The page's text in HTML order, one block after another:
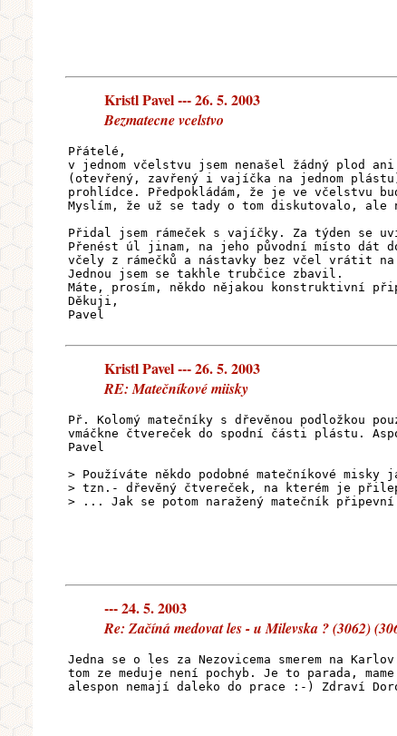
Kristl Pavel --- 26. 5. 2003
Bezmatecne vcelstvo
Přátelé,
v jednom včelstvu jsem nenašel žádný plod
(otevřený, zavřený i vajíčka na jednom
prohlídce. Předpokládám, že je ve včelstvu
Myslím, že už se tady o tom diskutovalo,
Přidal jsem rámeček s vajíčky. Za týden se
Přenést úl jinam, na jeho původní místo dát
včely z rámečků a nástavky bez včel vrátit na
Jednou jsem se takhle trubčice zbavil.
Máte, prosím, někdo nějakou konstruktivní
Děkuji,
Pavel
Kristl Pavel --- 26. 5. 2003
RE: Matečníkové miisky
Př. Kolomý matečníky s dřevěnou podložkou
vmáčkne čtvereček do spodní části plástu.
Pavel
> Používáte někdo podobné matečníkové misky
> tzn.- dřevěný čtvereček, na kterém je
> ... Jak se potom naražený matečník
--- 24. 5. 2003
Re: Začíná medovat les - u Milevska ? (3062)
Jedna se o les za Nezovicema smerem na
tom ze meduje není pochyb. Je to parada,
alespon nemají daleko do prace :-) Zdraví